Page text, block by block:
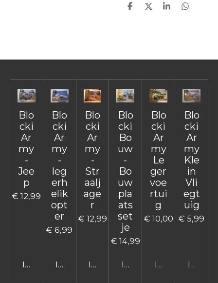
D
D
S
D
Blo
cki
Ar
my
-
Jee
p
€ 12,99
In winkelwagen
Blo
cki
Ar
my
-
leg
erh
elik
opt
er
€ 6,99
In winkelwagen
Blo
cki
Ar
my
-
Str
aalj
age
r
€ 12,99
In winkelwagen
Blo
cki
Bo
uw
-
Bo
uw
pla
ats
set
je
€ 14,99
In winkelwagen
Blo
cki
Ar
my
Le
ger
voe
rtui
g
€ 10,00
In
Blo
cki
Ar
my
Kle
in
Vli
egt
uig
€ 5,99
In